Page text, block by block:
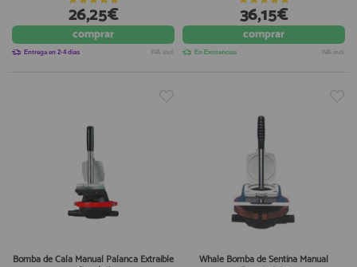
26,25€
comprar
Entrega en 2-4 días IVA incl.
36,15€
comprar
En Existencias IVA incl.
Bomba de Cala Manual Palanca Extraible Whale Bomba de Sentina Manual